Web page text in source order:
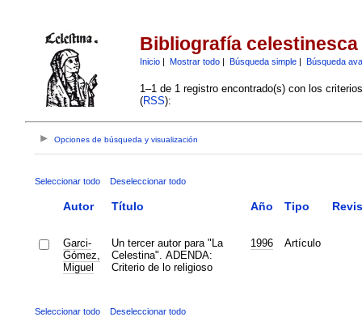
Bibliografía celestinesca
Inicio| Mostrar todo| Búsqueda simple| Búsqueda
1–1 de 1 registro encontrado(s) con los
(RSS):
Opciones de búsqueda y visualización
Seleccionar todo Deseleccionar todo
Autor Título Año Tipo
Garci-
Gómez,
Miguel
Un tercer autor para "La
Celestina". ADENDA:
Criterio de lo religioso
1996 Artículo
Seleccionar todo Deseleccionar todo